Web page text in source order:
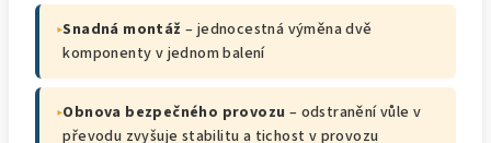
▸Snadná montáž – jednocestná výměna dvě
komponenty v jednom balení
▸Obnova bezpečného provozu – odstranění vůle v
převodu zvyšuje stabilitu a tichost v provozu